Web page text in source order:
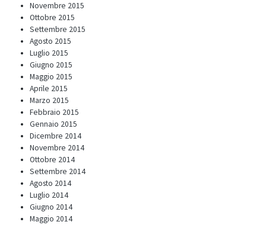
Novembre 2015
Ottobre 2015
Settembre 2015
Agosto 2015
Luglio 2015
Giugno 2015
Maggio 2015
Aprile 2015
Marzo 2015
Febbraio 2015
Gennaio 2015
Dicembre 2014
Novembre 2014
Ottobre 2014
Settembre 2014
Agosto 2014
Luglio 2014
Giugno 2014
Maggio 2014